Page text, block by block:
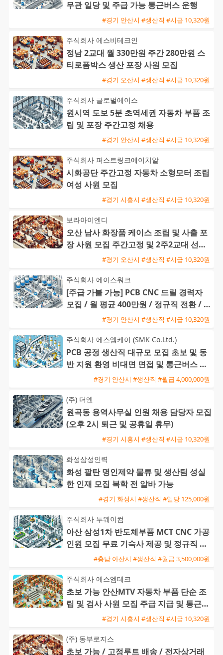
무관 일당 및 주급 가능 통근버스 운행
#경기 안산시 #생산직 #시급 10,320원
주식회사 에스비테크인
정남 2교대 월 330만원 주간 280만원 스
티로폼박스 생산 포장 사원 모집
#경기 오산시 #생산직 #시급 10,320원
주식회사 글로벌에이스
원시역 도보 5분 초역세권 자동차 부품 조
립 및 포장 주간고정 채용
#경기 안산시 #생산직 #시급 10,320원
주식회사 퍼스트링크에이치알
시화공단 주간고정 자동차 소형모터 조립
여성 사원 모집
#경기 시흥시 #생산직 #시급 10,320원
보라아이엔디
오산 남사 화장품 케이스 조립 및 사출 포
장 사원 모집 주간고정 및 2주2교대 선택
가능 통근버스 및 기숙사
#경기 오산시 #생산직 #시급 10,320원
주식회사 에이스워크
[주급 가불 가능] PCB CNC 드릴 경력자
모집 / 월 평균 400만원 / 정규직 전환 / 통
근버스 운행#경기 안산시 #생산직 #시급 10,320원
주식회사 에스엠케이 (SMK Co.Ltd.)
PCB 공정 생산직 대규모 모집 초보 및 동
반 지원 환영 비대면 면접 및 통근버스 운
#경기 안산시 #생산직 #월급 4,000,000원
(주) 더엔
원곡동 용역사무실 인원 채용 담당자 모집
(오후 2시 퇴근 및 공휴일 휴무)
#경기 시흥시 #생산직 #시급 10,320원
화성삼성인력
화성 팔탄 명인제약 물류 및 생산팀 성실
한 인재 모집 복학 전 알바 가능
#경기 화성시 #생산직 #일당 125,000원
주식회사 투웨이컴
아산 삼성1차 반도체부품 MCT CNC 가공
인원 모집 무료 기숙사 제공 및 정규직 전
#충남 아산시 #생산직 #월급 3,500,000원
주식회사 에스엠테크
초보 가능 안산MTV 자동차 부품 단순 조
립 및 검사 사원 모집 주급 지급 및 통근버
#경기 시흥시 #생산직 #시급 10,320원
(주) 동부로지스
초보 가능 / 고정루트 배송 / 전자상거래